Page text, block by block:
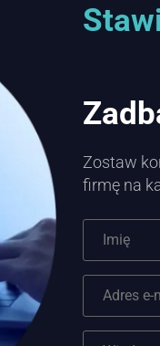
Zostaw
firmę na